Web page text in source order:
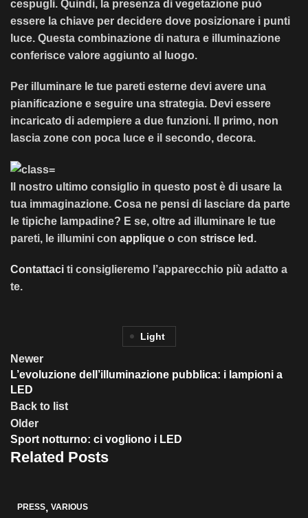
cespugli. Quindi, la presenza di vegetazione può
essere la chiave per decidere dove posizionare i punti
luce. Questa combinazione di natura e illuminazione
conferisce valore aggiunto al luogo.
Per illuminare le tue pareti esterne devi avere una
pianificazione e seguire una strategia. Devi essere
incaricato di adempiere a due funzioni. Il primo, non
lascia zone con poca luce e il secondo, decora.
Il nostro ultimo consiglio in questo post è di usare la
tua immaginazione. Cosa ne pensi di lasciare da parte
le tipiche lampadine? E se, oltre ad illuminare le tue
pareti, le illumini con applique o con strisce led .
Contattaci ti consiglieremo l’apparecchio più adatto a
te.
Light
Newer
L’evoluzione dell’illuminazione pubblica: i lampioni a
LED
Back to list
Older
Sport notturno: ci vogliono i LED
Related Posts
PRESS, VARIOUS